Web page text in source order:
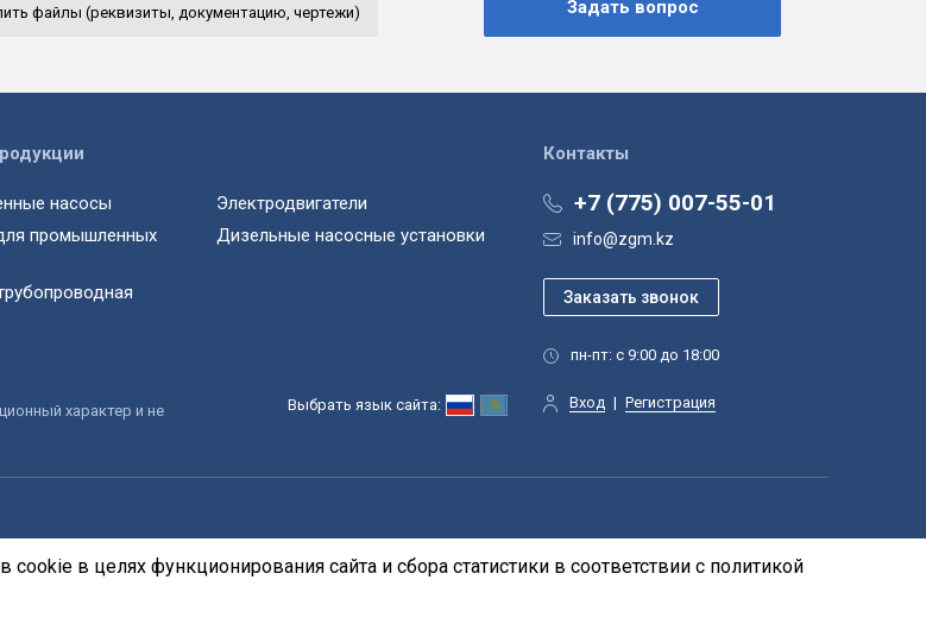
файлы (реквизиты, документацию, чертежи)
Контакты
+7 (775) 007-55-01
info@zgm.kz
пн-пт: с 9:00 до 18:00
Вход | Регистрация
Выбрать язык сайта:
насосы
промышленных
Электродвигатели
Дизельные насосные установки
характер и не
в целях функционирования сайта и сбора статистики в соответствии с политикой